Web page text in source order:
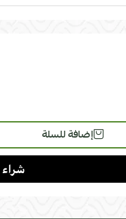
إضافة للسلة